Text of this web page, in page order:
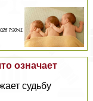
7:30:41
означает
судьбу